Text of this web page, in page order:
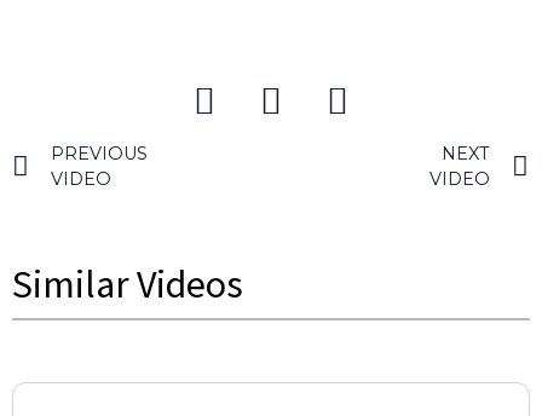
PREVIOUS
VIDEO
NEXT
VIDEO
Similar Videos